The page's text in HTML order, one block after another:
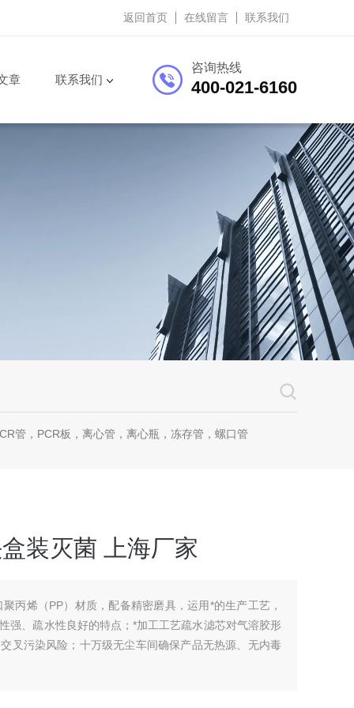
返回首页 在线留言 联系我们
咨询热线
400-021-6160
章 联系我们
管，PCR板，离心管，离心瓶，冻存管，螺口管
装灭菌 上海厂家
丙烯（PP）材质，配备精密磨具，运用*的生产工艺，
强、疏水性良好的特点；*加工工艺疏水滤芯对气溶胶形
叉污染风险；十万级无尘车间确保产品无热源、无内毒